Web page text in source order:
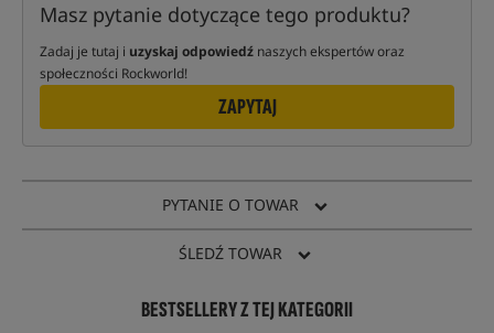
Masz pytanie dotyczące tego produktu?
Zadaj je tutaj i uzyskaj odpowiedź naszych ekspertów oraz
społeczności Rockworld!
ZAPYTAJ
PYTANIE O TOWAR
ŚLEDŹ TOWAR
BESTSELLERY Z TEJ KATEGORII